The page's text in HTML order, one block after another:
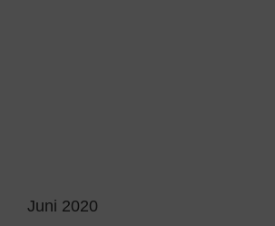
Juni 2020